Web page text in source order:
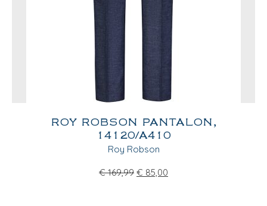
ROY ROBSON PANTALON,
14120/A410
Roy Robson
€ 169,99 € 85,00